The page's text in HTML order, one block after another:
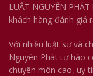
LUẬT NGUYÊN
khách hàng đánh giá
Với nhiều luật sư và
Nguyên Phát tự hào
chuyên môn cao, uy